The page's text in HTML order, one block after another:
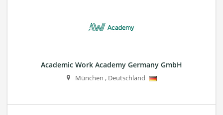
Academic Work Academy Germany GmbH
München , Deutschland